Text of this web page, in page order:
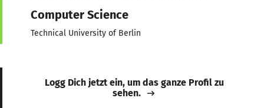
Computer Science
Technical University of Berlin
Logg Dich jetzt ein, um das ganze Profil zu
sehen.